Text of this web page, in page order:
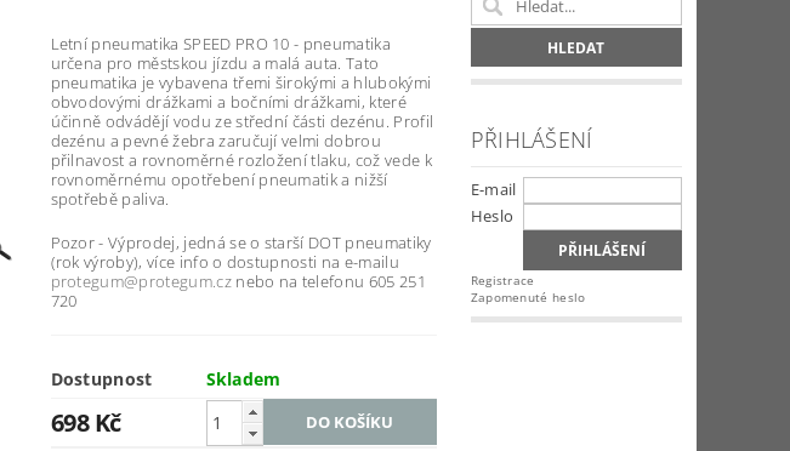
Letní pneumatika SPEED PRO 10 - pneumatika
určena pro městskou jízdu a malá auta. Tato
pneumatika je vybavena třemi širokými a hlubokými
obvodovými drážkami a bočními drážkami, které
účinně odvádějí vodu ze střední části dezénu. Profil
dezénu a pevné žebra zaručují velmi dobrou
přilnavost a rovnoměrné rozložení tlaku, což vede k
rovnoměrnému opotřebení pneumatik a nižší
spotřebě paliva.
Pozor - Výprodej, jedná se o starší DOT pneumatiky
(rok výroby), více info o dostupnosti na e-mailu
protegum@protegum.cznebo na telefonu 605 251
720
Dostupnost Skladem
698 Kč
PŘIHLÁŠENÍ
E-mail
Heslo
Registrace
Zapomenuté heslo